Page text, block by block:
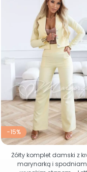
-15%
Żółty komplet damski z
marynarką i